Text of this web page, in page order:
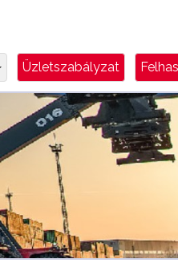
Dropdown Toggle
Üzletszabályzat